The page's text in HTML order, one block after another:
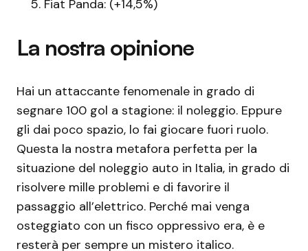
Fiat Panda: (+14,5%)
La nostra opinione
Hai un attaccante fenomenale in grado di
segnare 100 gol a stagione: il noleggio. Eppure
gli dai poco spazio, lo fai giocare fuori ruolo.
Questa la nostra metafora perfetta per la
situazione del noleggio auto in Italia, in grado di
risolvere mille problemi e di favorire il
passaggio all’elettrico. Perché mai venga
osteggiato con un fisco oppressivo era, è e
resterà per sempre un mistero italico.